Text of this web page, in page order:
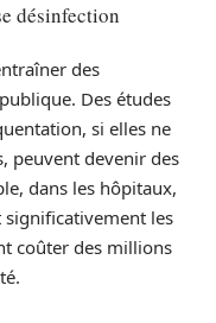
désinfection
des
Des études
si elles ne
peuvent devenir des
dans les hôpitaux,
les
coûter des millions